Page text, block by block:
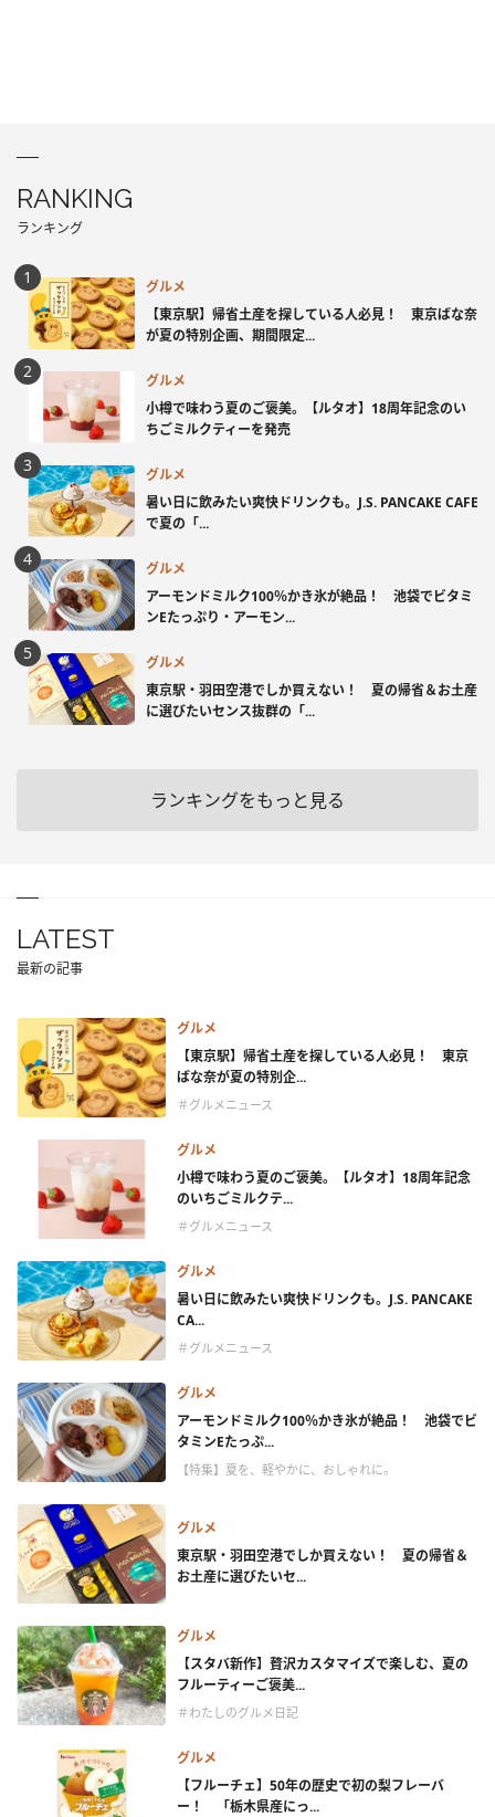
RANKING
ランキング
グルメ
【東京駅】帰省土産を探している人必見！ 東京ばな奈
が夏の特別企画、期間限定...
グルメ
小樽で味わう夏のご褒美。【ルタオ】18周年記念のい
ちごミルクティーを発売
グルメ
暑い日に飲みたい爽快ドリンクも。J.S. PANCAKE CAFE
で夏の「...
グルメ
アーモンドミルク100％かき氷が絶品！ 池袋でビタミ
ンEたっぷり・アーモン...
グルメ
東京駅・羽田空港でしか買えない！ 夏の帰省＆お土産
に選びたいセンス抜群の「...
ランキングをもっと見る
LATEST
最新の記事
グルメ
【東京駅】帰省土産を探している人必見！ 東京
ばな奈が夏の特別企...
＃グルメニュース
グルメ
小樽で味わう夏のご褒美。【ルタオ】18周年記念
のいちごミルクテ...
＃グルメニュース
グルメ
暑い日に飲みたい爽快ドリンクも。J.S. PANCAKE
CA...
＃グルメニュース
グルメ
アーモンドミルク100％かき氷が絶品！ 池袋でビ
タミンEたっぷ...
【特集】夏を、軽やかに、おしゃれに。
グルメ
東京駅・羽田空港でしか買えない！ 夏の帰省＆
お土産に選びたいセ...
グルメ
【スタバ新作】贅沢カスタマイズで楽しむ、夏の
フルーティーご褒美...
＃わたしのグルメ日記
グルメ
【フルーチェ】50年の歴史で初の梨フレーバ
ー！ 「栃木県産にっ...